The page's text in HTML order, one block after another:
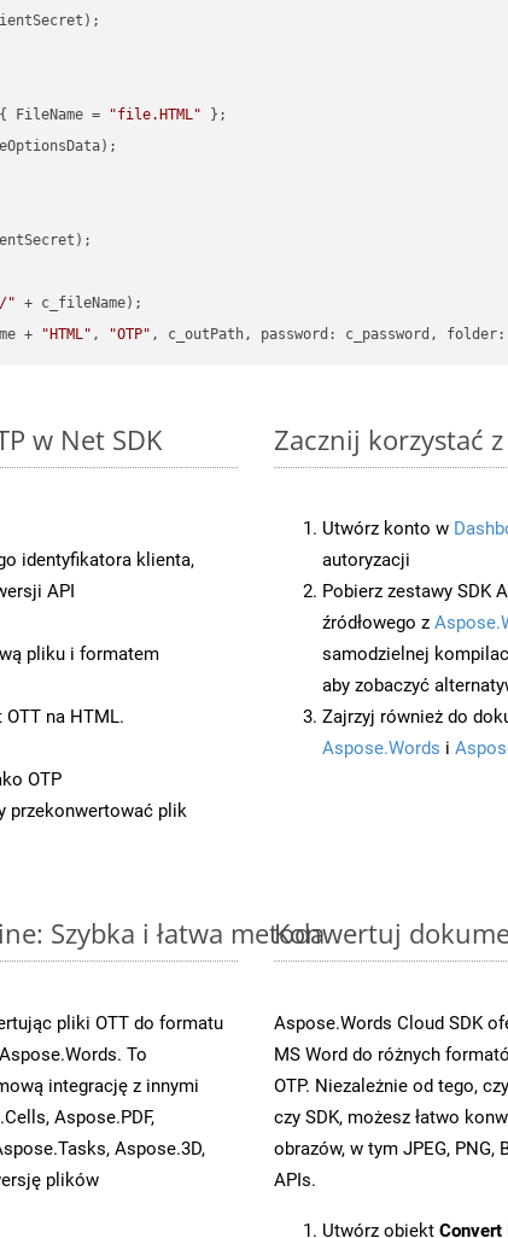
{ FileName = "file.HTML"
" + c_fileName);
+
"HTML" , "OTP" , c_outPath, password : c_password, folder
w Net SDK
identyfikatora klienta,
API
pliku i formatem
na HTML.
OTP
przekonwertować plik
Zacznij korzystać
Utwórz konto w
autoryzacji
Pobierz zestawy SDK
źródłowego z
samodzielnej
aby zobaczyć
Zajrzyj również do
Aspose.Words i
Szybka i łatwa metoda
pliki OTT do formatu
To
integrację z innymi
Aspose.PDF,
Aspose.3D,
plików
Konwertuj
Aspose.Words Cloud SDK
MS Word do różnych
OTP. Niezależnie od tego,
czy SDK, możesz łatwo
obrazów, w tym JPEG, PNG,
APIs.
Utwórz obiekt Convert